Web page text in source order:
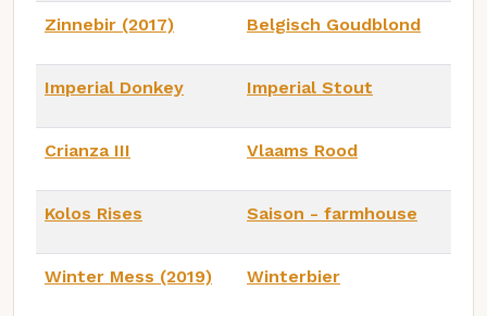
Zinnebir (2017) Belgisch Goudblond
Imperial Donkey Imperial Stout
Crianza III Vlaams Rood
Kolos Rises Saison - farmhouse
Winter Mess (2019) Winterbier